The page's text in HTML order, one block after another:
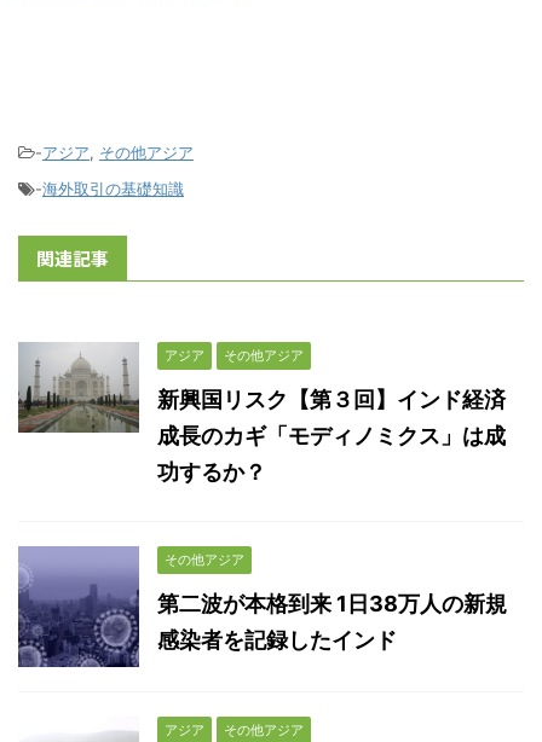
-アジア, その他アジア
-海外取引の基礎知識
関連記事
アジア その他アジア
新興国リスク【第３回】インド経済
成長のカギ「モディノミクス」は成
功するか？
その他アジア
第二波が本格到来 1日38万人の新規
感染者を記録したインド
アジア その他アジア